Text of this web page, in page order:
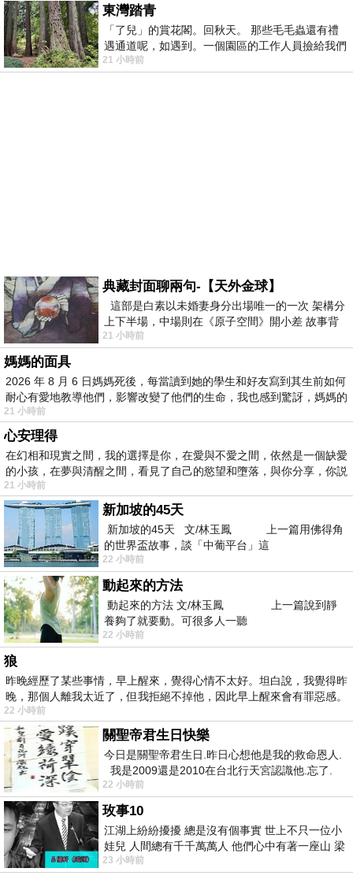
東灣踏青
「了兒」的賞花閣。回秋天。 那些毛毛蟲還有禮
遇通道呢，如遇到。一個園區的工作人員撿給我們
細賞。
21 小時前
典藏封面聊兩句-【天外金球】
這部是白素以未婚妻身分出場唯一的一次 架構分
上下半場，中場則在《原子空間》開小差 故事背
景影射西藏境外流亡 地下組織
21 小時前
媽媽的面具
2026 年 8 月 6 日媽媽死後，每當讀到她的學生和好友寫到其生前如何
耐心有愛地教導他們，影響改變了他們的生命，我也感到驚訝，媽媽的
21 小時前
心安理得
在幻相和現實之間，我的選擇是你，在愛與不愛之間，依然是一個缺愛
的小孩，在夢與清醒之間，看見了自己的慾望和墮落，與你分享，你説
21 小時前
新加坡的45天
新加坡的45天 文/林玉鳳 上一篇用佛得角
的世界盃故事，談「中葡平台」這
22 小時前
動起來的方法
動起來的方法 文/林玉鳳 上一篇說到靜
養夠了就要動。可很多人一聽
22 小時前
狼
昨晚經歷了某些事情，早上醒來，覺得心情不太好。坦白說，我覺得昨
晚，那個人離我太近了，但我拒絕不掉他，因此早上醒來會有罪惡感。
22 小時前
關聖帝君生日快樂
今日是關聖帝君生日.昨日心想他是我的救命恩人.
我是2009還是2010在台北行天宮認識他.忘了.
一個奇摩交友的網友學
22 小時前
玫事10
江湖上紛紛擾擾 總是沒有個事實 世上不只一位小
娃兒 人間總有千千萬萬人 他們心中有著一座山 梁
山佛山泰華衡恆嵩 一山之高
23 小時前